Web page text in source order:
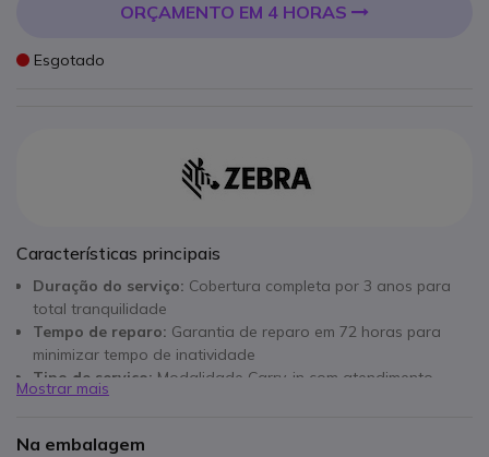
ORÇAMENTO EM 4 HORAS
Esgotado
Características principais
Duração do serviço: Cobertura completa por 3 anos para
total tranquilidade
Tempo de reparo: Garantia de reparo em 72 horas para
minimizar tempo de inatividade
Tipo de serviço: Modalidade Carry-in com atendimento
especializado
completos
Mostrar mais
Na embalagem